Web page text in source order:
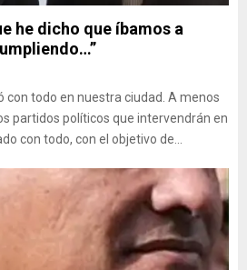
he dicho que íbamos a
con todo en nuestra ciudad. A menos
partidos políticos que intervendrán en
con todo, con el objetivo de...